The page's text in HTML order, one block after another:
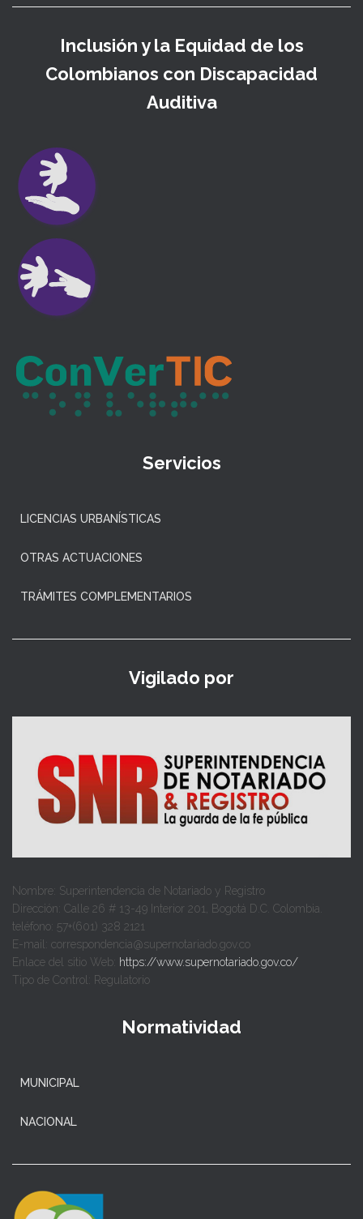
Inclusión y la Equidad de los
Colombianos con Discapacidad
Auditiva
Servicios
LICENCIAS URBANÍSTICAS
OTRAS ACTUACIONES
TRÁMITES COMPLEMENTARIOS
Vigilado por
Nombre: Superintendencia de Notariado y Registro
Dirección: Calle 26 # 13-49 Interior 201, Bogotá D.C. Colombia.
teléfono: 57+(601) 328 2121
E-mail: correspondencia@supernotariado.gov.co
Enlace del sitio Web: https://www.supernotariado.gov.co/
Tipo de Control: Regulatorio
Normatividad
MUNICIPAL
NACIONAL